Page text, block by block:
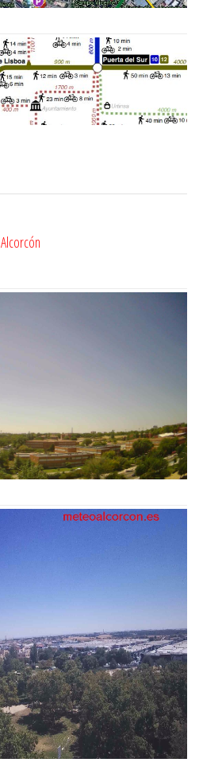
Alcorcón